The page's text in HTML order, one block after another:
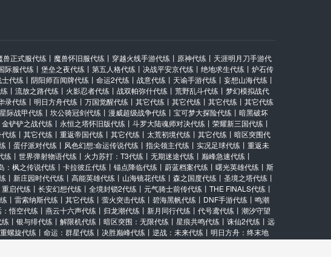
￥50.00
￥200.00
兽正式服代练 丨 魔兽怀旧服代练 丨 穿越火线手游代练 丨 原神代练 丨 天涯明月刀手游代
际服代练 丨 堡垒之夜代练 丨 第五人格代练 丨 决战平安京代练 丨 绝地求生代练 丨 炉石传
代练 丨 阴阳师百闻牌代练 丨 命运2代练 丨 战意代练 丨 天谕手游代练 丨 妄想山海代练 丨
丨 流放之路代练 丨 火影忍者代练 丨 战双帕弥什代练 丨 荒野乱斗代练 丨 梦幻模拟战代
录代练 丨 明日方舟代练 丨 万国觉醒代练 丨 其它代练 丨 其它代练 丨 其它代练 丨 其它代练
星际战甲代练 丨 坎公骑冠剑代练 丨 漫威超级战争代练 丨 宝可梦大探险代练 丨 暗黑破坏
金铲铲之战代练 丨 永恒之塔怀旧版代练 丨 斗罗大陆魂师对决代练 丨 荣耀新三国代练 丨
练 丨 其它代练 丨 重返帝国代练 丨 其它代练 丨 太荒初境代练 丨 其它代练 丨 暗区突围代
丨 蛋仔派对代练 丨 风色幻想:命运传说代练 丨 指尖领主代练 丨 实况足球代练 丨 重返未
练 丨 世界弹射物语代练 丨 火力苏打：T3代练 丨 无期迷途代练 丨 巅峰急速代练 丨
：枫之传说代练 丨 卡拉彼丘代练 丨 锚点降临代练 丨 蔚蓝档案代练 丨 曙光英雄代练 丨 斯
丨 新庄园时代代练 丨 高能英雄代练 丨 山海镜花代练 丨 森之国度代练 丨 圣境之塔代练 丨
启代练 丨 长安幻想代练 丨 全境封锁2代练 丨 元气骑士前传代练 丨 THE FINALS代练 丨
丨 雷索纳斯代练 丨 其它代练 丨 萤火突击代练 丨 碧海黑帆代练 丨 DNF手游代练 丨 鸣潮
悟空代练 丨 燕云十六声代练 丨 归龙潮代练 丨 新月同行代练 丨 代号鸢代练 丨 潮汐守望
丨 银与绯代练 丨 解限机代练 丨 暗区突围：无限代练 丨 星痕共鸣代练 丨 诛仙2代练 丨 远
螺旋代练 丨 命运：群星代练 丨 决胜巅峰代练 丨 逆战：未来代练 丨 明日方舟：终末地